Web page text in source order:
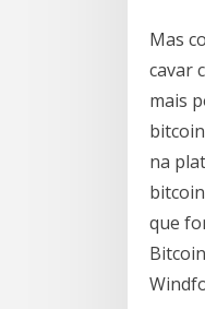
Mas
cavar
mais
na
que